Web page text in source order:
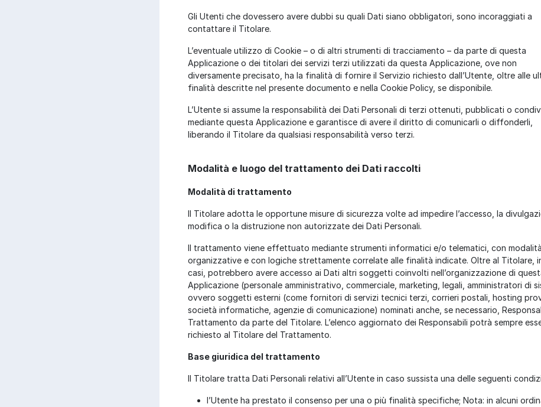
Gli Utenti che dovessero avere dubbi su quali Dati siano obbligatori, sono incoraggiati a
contattare il Titolare.
L’eventuale utilizzo di Cookie – o di altri strumenti di tracciamento – da parte di questa
Applicazione o dei titolari dei servizi terzi utilizzati da questa Applicazione, ove non
diversamente precisato, ha la finalità di fornire il Servizio richiesto dall’Utente, oltre alle
finalità descritte nel presente documento e nella Cookie Policy, se disponibile.
L’Utente si assume la responsabilità dei Dati Personali di terzi ottenuti, pubblicati o
mediante questa Applicazione e garantisce di avere il diritto di comunicarli o diffonderli,
liberando il Titolare da qualsiasi responsabilità verso terzi.
Modalità e luogo del trattamento dei Dati raccolti
Modalità di trattamento
Il Titolare adotta le opportune misure di sicurezza volte ad impedire l’accesso, la
modifica o la distruzione non autorizzate dei Dati Personali.
Il trattamento viene effettuato mediante strumenti informatici e/o telematici, con modalità
organizzative e con logiche strettamente correlate alle finalità indicate. Oltre al Titolare,
casi, potrebbero avere accesso ai Dati altri soggetti coinvolti nell’organizzazione di
Applicazione (personale amministrativo, commerciale, marketing, legali, amministratori di
ovvero soggetti esterni (come fornitori di servizi tecnici terzi, corrieri postali, hosting
società informatiche, agenzie di comunicazione) nominati anche, se necessario,
Trattamento da parte del Titolare. L’elenco aggiornato dei Responsabili potrà sempre
richiesto al Titolare del Trattamento.
Base giuridica del trattamento
Il Titolare tratta Dati Personali relativi all’Utente in caso sussista una delle seguenti
l’Utente ha prestato il consenso per una o più finalità specifiche; Nota: in alcuni